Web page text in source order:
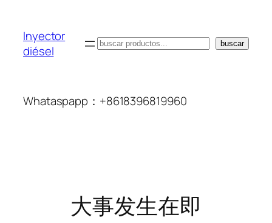
Inyector
diésel
搜
buscar
Whataspapp：+8618396819960
大事发生在即